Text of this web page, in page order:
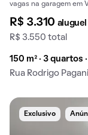
vagas na garagem em
R$ 3.310 aluguel
R$ 3.550 total
150 m² · 3 quartos
Rua Rodrigo
Exclusivo